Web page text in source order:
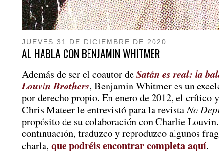
JUEVES 31 DE DICIEMBRE DE 2020
AL HABLA CON BENJAMIN WHITMER
Además de ser el coautor deSatán es real: la
Louvin Brothers, Benjamin Whitmer es un
por derecho propio. En enero de 2012, el crítico
Chris Mateer le entrevistó para la revistaNo
propósito de su colaboración con Charlie
continuación, traduzco y reproduzco algunos
charla, que podréis encontrar completa aquí.